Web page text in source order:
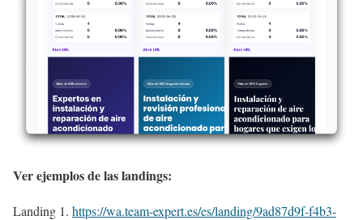
Ver ejemplos de las landings:
Landing 1. https://wa.team-expert.es/es/landing/9ad87d9f-f4b3-